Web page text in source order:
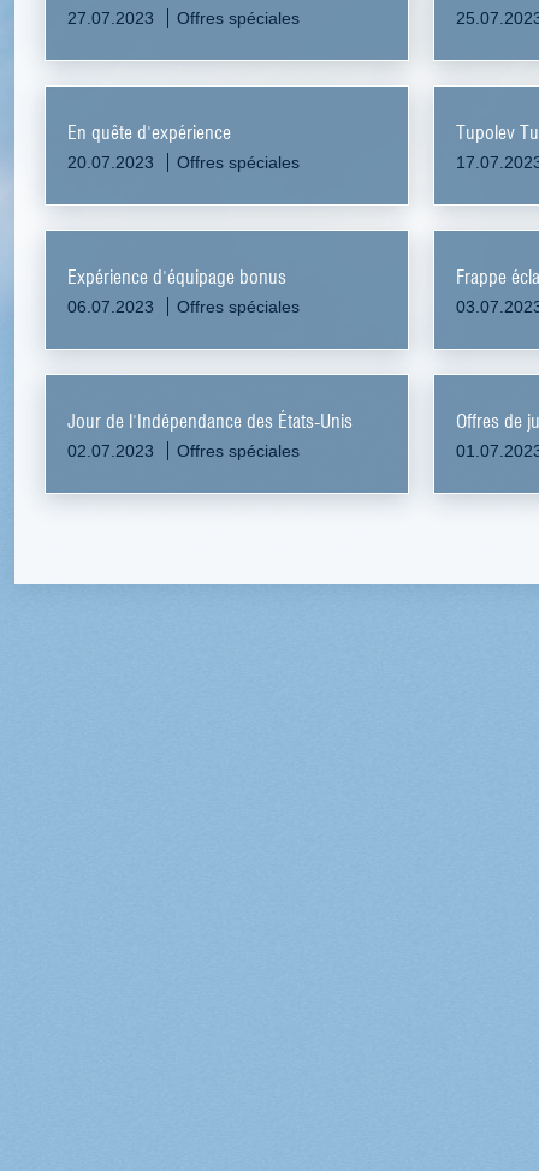
27.07.2023 Offres spéciales
En quête d'expérience
20.07.2023 Offres spéciales
Tupolev
Expérience d'équipage bonus
06.07.2023 Offres spéciales
Frappe
Jour de l'Indépendance des États-Unis
02.07.2023 Offres spéciales
Offres de